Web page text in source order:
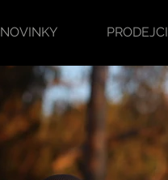
NOVINKY PRODEJCI